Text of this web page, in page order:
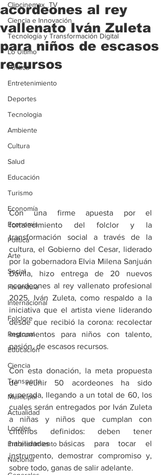
Clipcinemax_TV
Ciencia e Innovación
Tecnología y Transformación Digital
Lo Ultimo
Politica
Entretenimiento
Deportes
Tecnologia
Ambiente
Cultura
Salud
Educación
Turismo
Economía
Economía
Política
Arte
Social
Farandula
Internacional
Folclore
Regional
Educación
Ciencia
Transporte
Municipal
Actualidad
Locales
Entretenimiento
Nacional
acordeones al rey
vallenato Iván Zuleta
para niños de escasos
recursos
Con una firme apuesta por el
fortalecimiento del folclor y la
transformación social a través de la
cultura, el Gobierno del Cesar, liderado
por la gobernadora Elvia Milena Sanjuán
Dávila, hizo entrega de 20 nuevos
acordeones al rey vallenato profesional
2025, Iván Zuleta, como respaldo a la
iniciativa que el artista viene liderando
desde que recibió la corona: recolectar
instrumentos para niños con talento,
pasión, de escasos recursos.
Con esta donación, la meta propuesta
de reunir 50 acordeones ha sido
superada, llegando a un total de 60, los
cuales serán entregados por Iván Zuleta
a niñas y niños que cumplan con
criterios definidos: deben tener
habilidades básicas para tocar el
instrumento, demostrar compromiso y,
sobre todo, ganas de salir adelante.